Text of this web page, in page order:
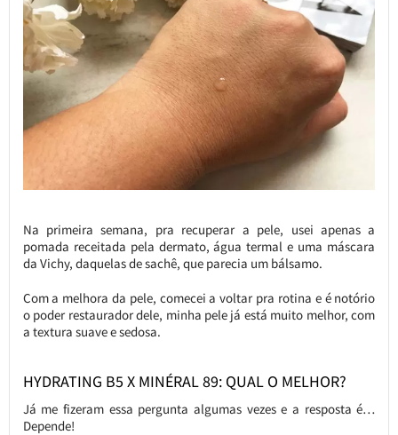
Na primeira semana, pra recuperar a pele, usei apenas a
pomada receitada pela dermato, água termal e uma máscara
da Vichy, daquelas de sachê, que parecia um bálsamo.
Com a melhora da pele, comecei a voltar pra rotina e é notório
o poder restaurador dele, minha pele já está muito melhor, com
a textura suave e sedosa.
HYDRATING B5 X MINÉRAL 89: QUAL O MELHOR?
Já me fizeram essa pergunta algumas vezes e a resposta é…
Depende!